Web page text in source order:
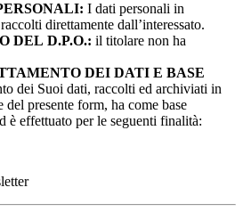
I dati personali in
direttamente dall’interessato.
DEL D.P.O.: il titolare non ha
DEI DATI E BASE
dei Suoi dati, raccolti ed archiviati in
presente form, ha come base
è effettuato per le seguenti finalità: